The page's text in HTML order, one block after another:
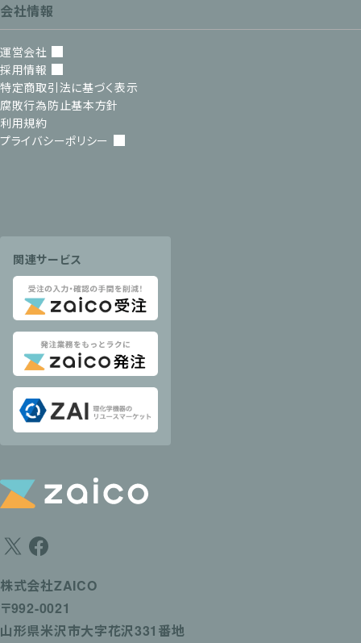
会社情報
運営会社
採用情報
特定商取引法に基づく表示
腐敗行為防止基本方針
利用規約
プライバシーポリシー
関連サービス
株式会社ZAICO
〒992-0021
山形県米沢市大字花沢331番地